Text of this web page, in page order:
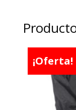
¡Oferta!